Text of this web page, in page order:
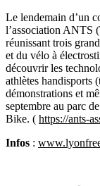
Le lendemain d’un
l’association ANTS
réunissant trois
et du vélo à
découvrir les
athlètes handisports
démonstrations et
septembre au parc
Bike. ( https://ants-
Infos :